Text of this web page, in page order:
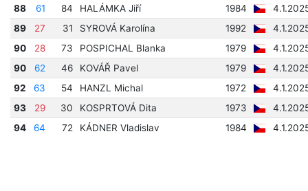
88
61 84 HALÁMKA Jiří 1984
89
27 31 SYROVÁ Karolína 1992
90
28 73 POSPICHAL Blanka 1979
90
62 46 KOVÁŘ Pavel 1979
92
63 54 HANZL Michal 1972
93
29 30 KOSPRTOVÁ Dita 1973
94
64 72 KÁDNER Vladislav 1984